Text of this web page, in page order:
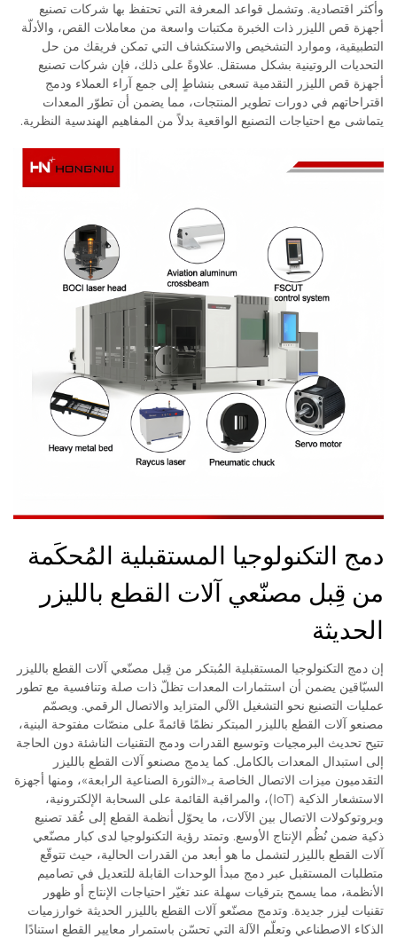
وأكثر اقتصادية. وتشمل قواعد المعرفة التي تحتفظ بها شركات تصنيع
أجهزة قص الليزر ذات الخبرة مكتبات واسعة من معاملات القص، والأدلّة
التطبيقية، وموارد التشخيص والاستكشاف التي تمكن فريقك من حل
التحديات الروتينية بشكل مستقل. علاوةً على ذلك، فإن شركات تصنيع
أجهزة قص الليزر التقدمية تسعى بنشاطٍ إلى جمع آراء العملاء ودمج
اقتراحاتهم في دورات تطوير المنتجات، مما يضمن أن تطوّر المعدات
يتماشى مع احتياجات التصنيع الواقعية بدلاً من المفاهيم الهندسية النظرية.
دمج التكنولوجيا المستقبلية المُحكَمة
من قِبل مصنّعي آلات القطع بالليزر
الحديثة
إن دمج التكنولوجيا المستقبلية المُبتكر من قِبل مصنّعي آلات القطع بالليزر
السبّاقين يضمن أن استثمارات المعدات تظلّ ذات صلة وتنافسية مع تطور
عمليات التصنيع نحو التشغيل الآلي المتزايد والاتصال الرقمي. ويصمّم
مصنعو آلات القطع بالليزر المبتكر نظمًا قائمةً على منصّات مفتوحة البنية،
تتيح تحديث البرمجيات وتوسيع القدرات ودمج التقنيات الناشئة دون الحاجة
إلى استبدال المعدات بالكامل. كما يدمج مصنعو آلات القطع بالليزر
التقدميون ميزات الاتصال الخاصة بـ«الثورة الصناعية الرابعة»، ومنها أجهزة
الاستشعار الذكية (IoT)، والمراقبة القائمة على السحابة الإلكترونية،
وبروتوكولات الاتصال بين الآلات، ما يحوّل أنظمة القطع إلى عُقد تصنيع
ذكية ضمن نُظُم الإنتاج الأوسع. وتمتد رؤية التكنولوجيا لدى كبار مصنّعي
آلات القطع بالليزر لتشمل ما هو أبعد من القدرات الحالية، حيث تتوقّع
متطلبات المستقبل عبر دمج مبدأ الوحدات القابلة للتعديل في تصاميم
الأنظمة، مما يسمح بترقيات سهلة عند تغيّر احتياجات الإنتاج أو ظهور
تقنيات ليزر جديدة. وتدمج مصنّعو آلات القطع بالليزر الحديثة خوارزميات
الذكاء الاصطناعي وتعلّم الآلة التي تحسّن باستمرار معايير القطع استنادًا